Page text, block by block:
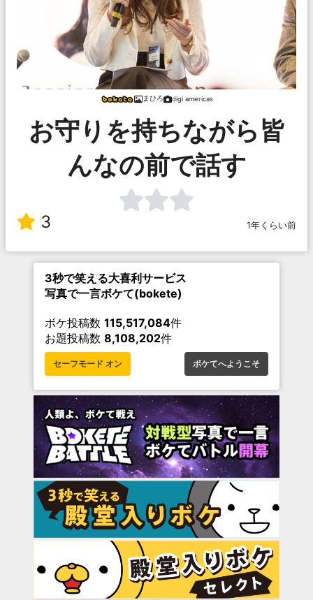
まひろ digi americas
お守りを持ちながら皆
んなの前で話す
3 1年くらい前
3秒で笑える大喜利サービス
写真で一言ボケて(bokete)
ボケ投稿数 115,517,084件
お題投稿数 8,108,202件
セーフモード オン ボケてへようこそ